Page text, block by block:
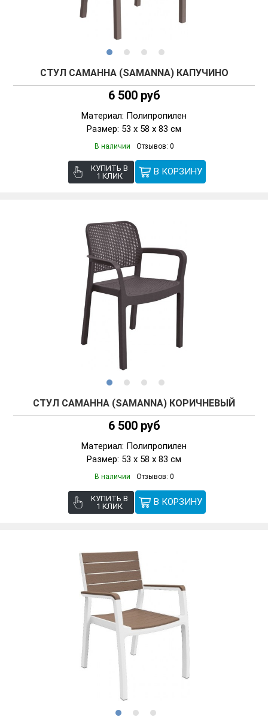
СТУЛ САМАННА (SAMANNA) КАПУЧИНО
6 500 руб
Материал: Полипропилен
Размер: 53 х 58 х 83 см
В наличии Отзывов: 0
КУПИТЬ В
1 КЛИК
СТУЛ САМАННА (SAMANNA) КОРИЧНЕВЫЙ
6 500 руб
Материал: Полипропилен
Размер: 53 х 58 х 83 см
В наличии Отзывов: 0
КУПИТЬ В
1 КЛИК